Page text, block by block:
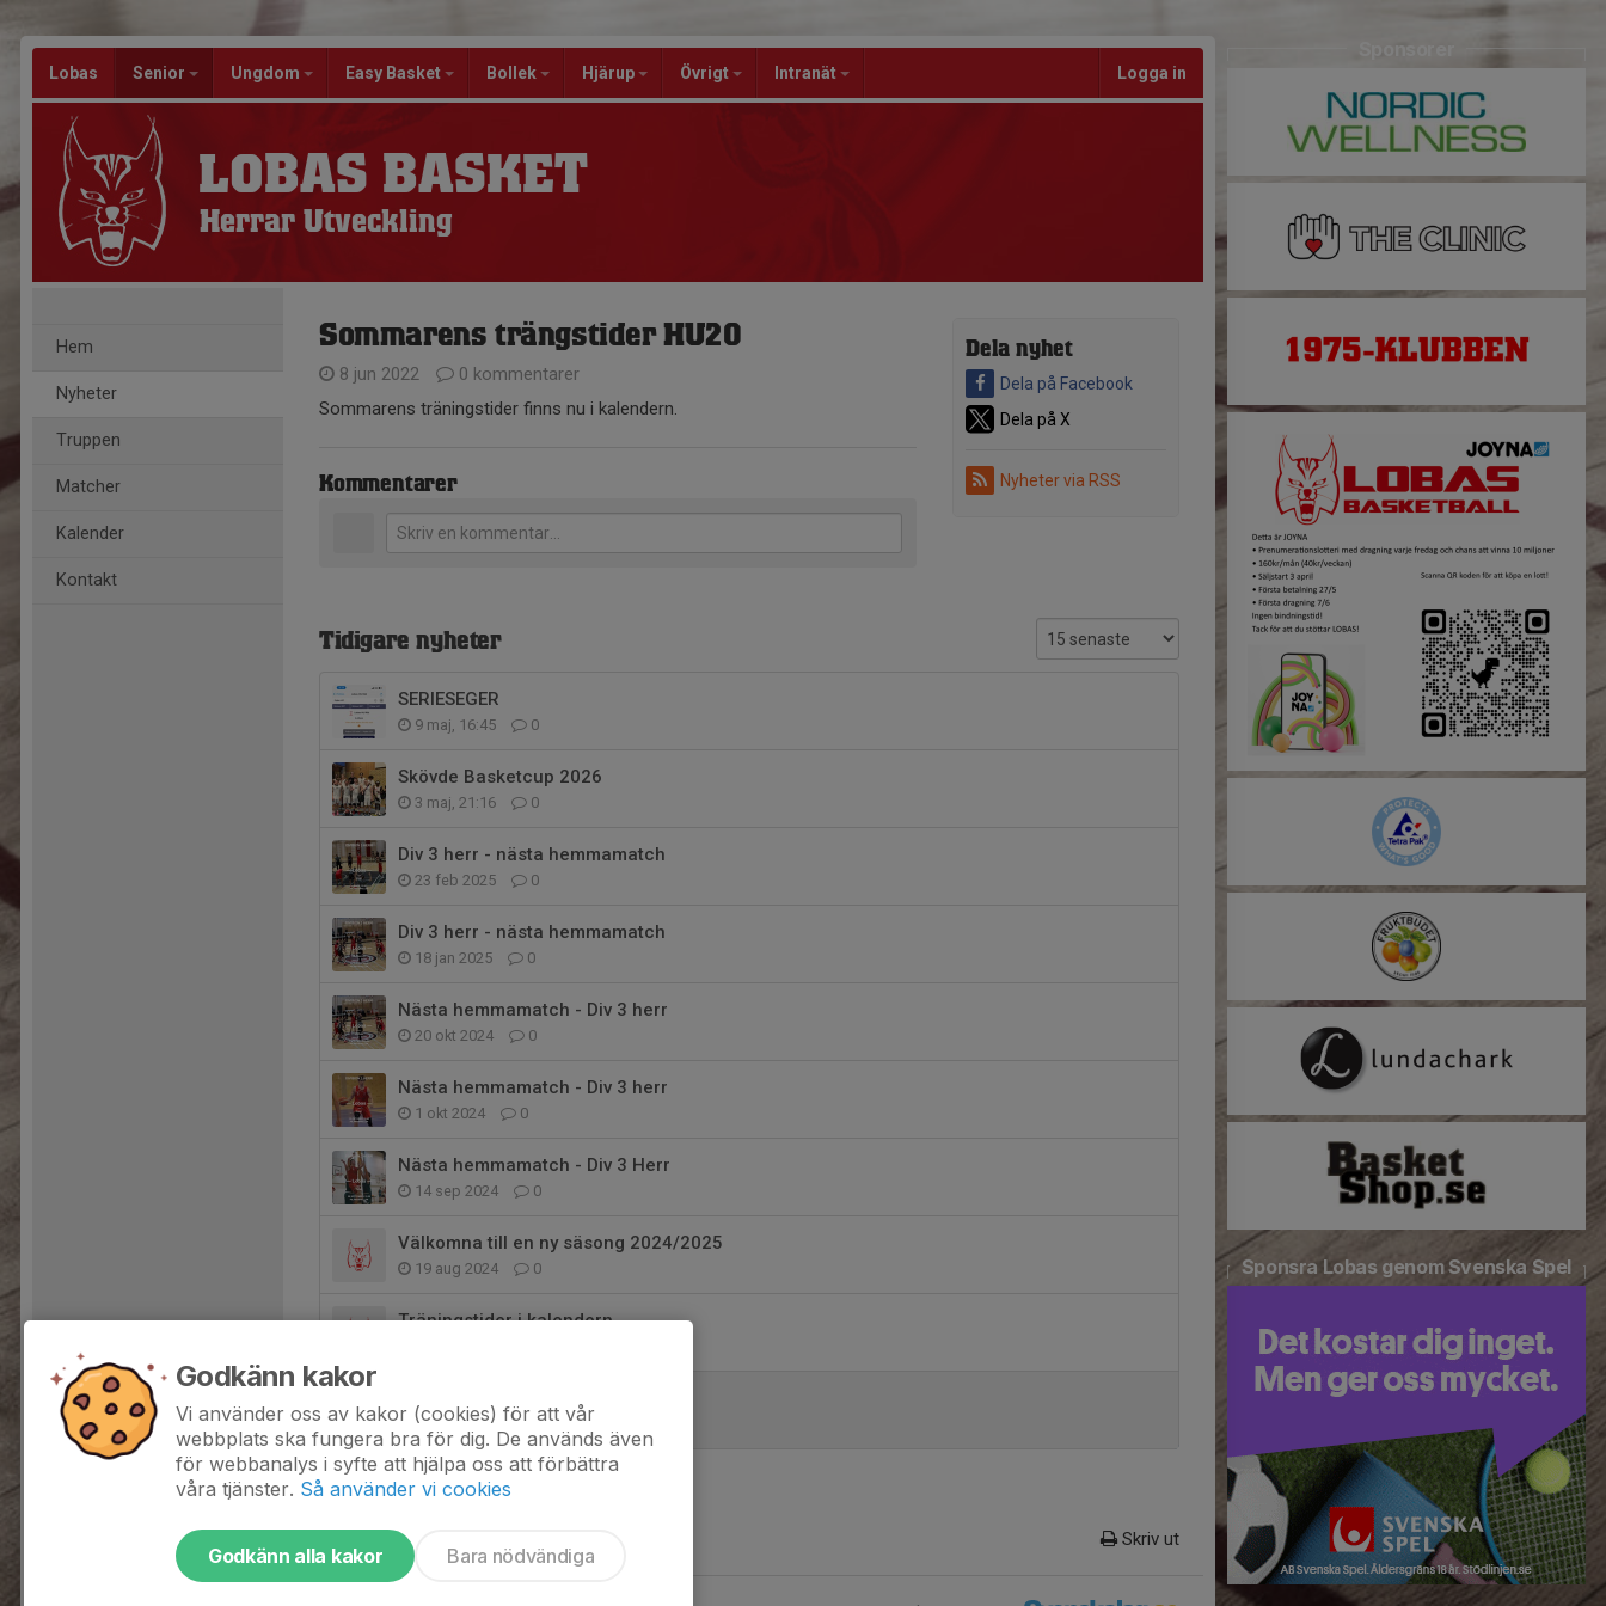
Lobas Senior Ungdom Easy Basket Bollek Hjärup Övrigt Intranät Logga in
LOBAS BASKET
Herrar Utveckling
Hem
Nyheter
Truppen
Matcher
Kalender
Kontakt
Dela nyhet
Dela på Facebook
Dela på X
Nyheter via RSS
Sommarens trängstider HU20
8 jun 2022
0 kommentarer
Sommarens träningstider finns nu i kalendern.
Kommentarer
Tidigare nyheter
SERIESEGER
9 maj, 16:45 0
Skövde Basketcup 2026
3 maj, 21:16 0
Div 3 herr - nästa hemmamatch
23 feb 2025 0
Div 3 herr - nästa hemmamatch
18 jan 2025 0
Nästa hemmamatch - Div 3 herr
20 okt 2024 0
Nästa hemmamatch - Div 3 herr
1 okt 2024 0
Nästa hemmamatch - Div 3 Herr
14 sep 2024 0
Välkomna till en ny säsong 2024/2025
19 aug 2024 0
Träningstider i kalendern
8 jun 2022 0
Skriv ut
Sponsorer
Sponsra Lobas genom Svenska Spel
Godkänn kakor
Vi använder oss av kakor (cookies) för att vår
webbplats ska fungera bra för dig. De används även
för webbanalys i syfte att hjälpa oss att förbättra
våra tjänster. Så använder vi cookies
Godkänn alla kakor Bara nödvändiga